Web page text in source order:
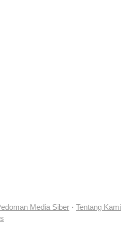
Media Siber · Tentang Kami